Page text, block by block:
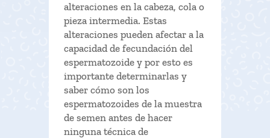
alteraciones en la cabeza, cola o
pieza intermedia. Estas
alteraciones pueden afectar a la
capacidad de fecundación del
espermatozoide y por esto es
importante determinarlas y
saber cómo son los
espermatozoides de la muestra
de semen antes de hacer
ninguna técnica de